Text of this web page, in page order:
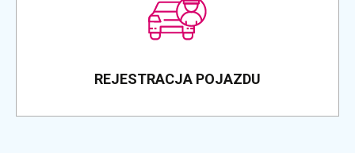
REJESTRACJA POJAZDU